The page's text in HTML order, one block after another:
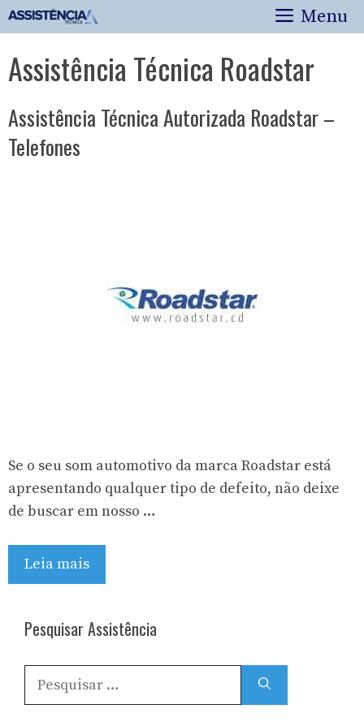
Pular
para
conteúdo
Menu
Assistência Técnica Roadstar
Assistência Técnica Autorizada Roadstar –
Telefones
Se o seu som automotivo da marca Roadstar está
apresentando qualquer tipo de defeito, não deixe
de buscar em nosso …
Leia mais
Pesquisar Assistência
Pesquisar
por: